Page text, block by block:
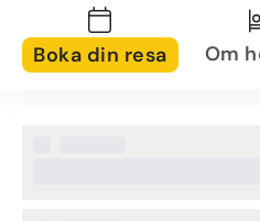
Boka din resa Om